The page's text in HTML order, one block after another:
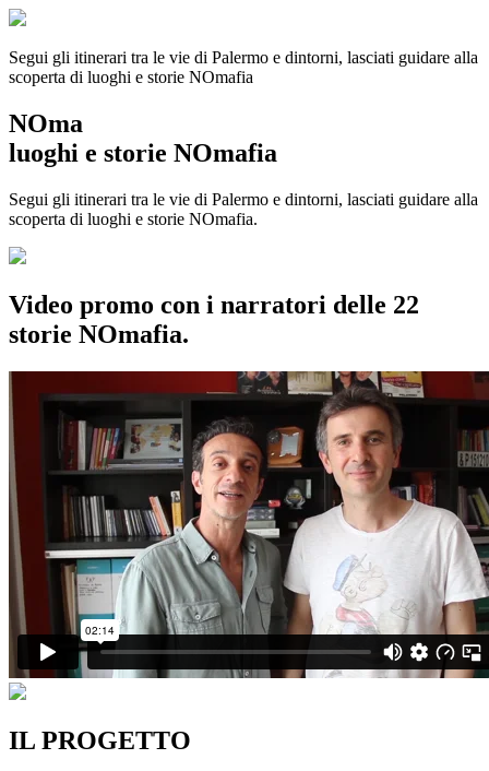
Segui gli itinerari tra le vie di Palermo e dintorni, lasciati guidare alla
scoperta di luoghi e storie NOmafia
NOma
luoghi e storie NOmafia
Segui gli itinerari tra le vie di Palermo e dintorni, lasciati guidare alla
scoperta di luoghi e storie NOmafia.
Video promo con i narratori delle 22
storie NOmafia.
IL PROGETTO